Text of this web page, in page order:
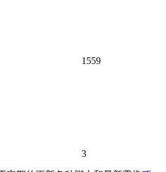
1559
3